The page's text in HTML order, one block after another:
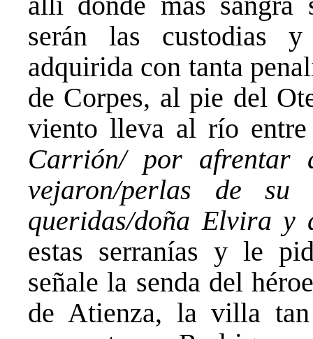
serán las custodias
adquirida con tanta
de Corpes, al pie del
viento lleva al río
Carrión/ por afrentar
vejaron/perlas de
queridas/doña Elvira y
estas serranías y le
señale la senda del
de Atienza, la villa